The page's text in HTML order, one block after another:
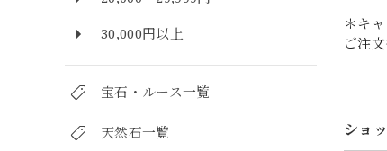
30,000円以上
宝石・ルース一覧
天然石一覧
＊キ
ご注
ショ